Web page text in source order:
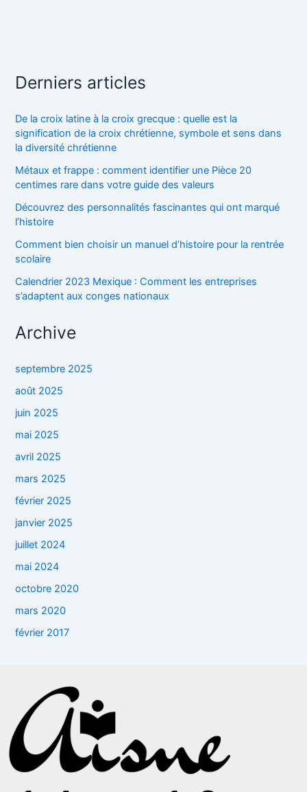
Derniers articles
De la croix latine à la croix grecque : quelle est la
signification de la croix chrétienne, symbole et sens dans
la diversité chrétienne
Métaux et frappe : comment identifier une Pièce 20
centimes rare dans votre guide des valeurs
Découvrez des personnalités fascinantes qui ont marqué
l’histoire
Comment bien choisir un manuel d’histoire pour la rentrée
scolaire
Calendrier 2023 Mexique : Comment les entreprises
s’adaptent aux conges nationaux
Archive
septembre 2025
août 2025
juin 2025
mai 2025
avril 2025
mars 2025
février 2025
janvier 2025
juillet 2024
mai 2024
octobre 2020
mars 2020
février 2017